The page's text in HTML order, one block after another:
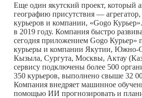
Еще один якутский проект, который
географию присутствия —
курьеров и компании, «Gogo
в 2019 году. Компания быстро
сегодня приложением Gogo Курьер»
курьеры и компании Якутии, Южно-
Кызыла, Сургута, Москвы, Актау
сервису подключены более 500
350 курьеров, выполнено свыше 32
Компания внедряет машинное
помощью ИИ прогнозировать и